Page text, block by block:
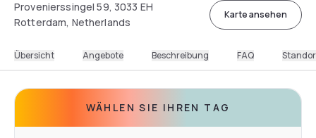
Provenierssingel 59, 3033 EH
Rotterdam, Netherlands
Karte ansehen
Übersicht Angebote Beschreibung FAQ
WÄHLEN SIE IHREN TAG